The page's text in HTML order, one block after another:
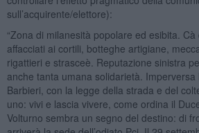
sull’acquirente/elettore):
“Zona di milanesità popolare ed esibita.
affacciati ai cortili, botteghe artigiane,
rigattieri e strasceè. Reputazione sinistra
anche tanta umana solidarietà.
Barbieri, con la legge della strada e del
uno: vivi e lascia vivere, come ordina il
Volturno sembra un segno del destino: di